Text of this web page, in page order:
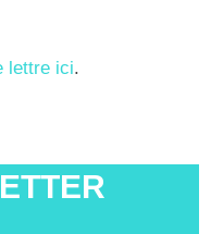
lettre ici.